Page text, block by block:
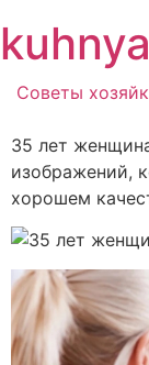
содержимому
Советы
35 лет
изображений,
хорошем